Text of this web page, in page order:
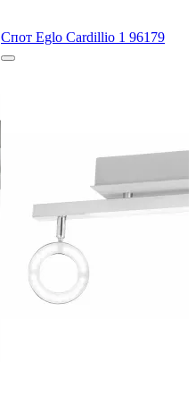
Спот Eglo Cardillio 1 96179